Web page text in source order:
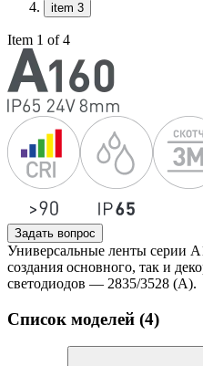
item 3
Item 1 of 4
Задать вопрос
Универсальные ленты серии
создания основного, так и
светодиодов — 2835/3528 (А).
Список моделей (4)